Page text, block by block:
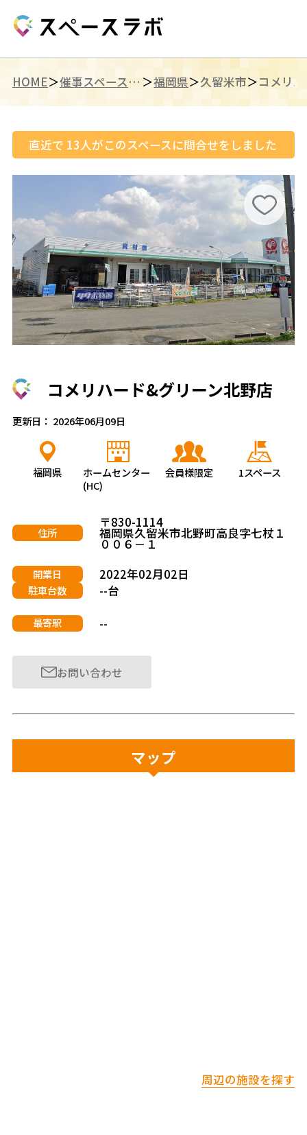
HOME 催事スペース（九州） 福岡県 久留米市
直近で 13人がこのスペースに問合せをしました
コメリハード&グリーン北野店
更新日： 2026年06月09日
福岡県
ホームセンター
(HC)
会員様限定 1スペース
住所
〒830-1114
福岡県久留米市北野町高良字七杖１
００６－１
開業日 2022年02月02日
駐車台数 --台
最寄駅 --
お問い合わせ
マップ
周辺の施設を探す